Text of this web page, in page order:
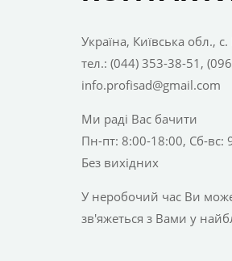
Україна, Київська обл.,
тел.: (044) 353-38-51,
info.profisad@gmail.com
Ми раді Вас бачити
Пн-пт: 8:00-18:00, Сб-вс:
Без вихідних
У неробочий час Ви
зв'яжеться з Вами у